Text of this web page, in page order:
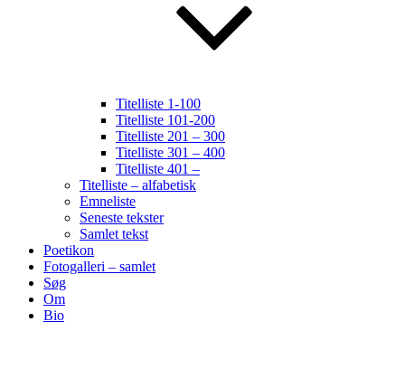
Titelliste 1-100
Titelliste 101-200
Titelliste 201 – 300
Titelliste 301 – 400
Titelliste 401 –
Titelliste – alfabetisk
Emneliste
Seneste tekster
Samlet tekst
Poetikon
Fotogalleri – samlet
Søg
Om
Bio